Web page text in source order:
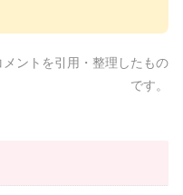
ントを引用・整理したもの
です。